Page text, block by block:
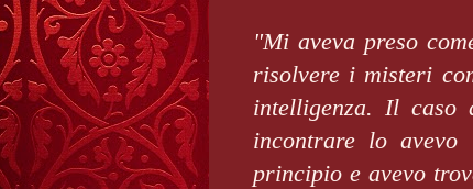
"Mi aveva preso
risolvere i misteri
intelligenza. Il caso
incontrare lo avevo
principio e avevo